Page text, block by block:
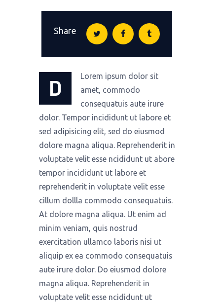
Share
D
Lorem ipsum dolor sit
amet, commodo
consequatuis aute irure
dolor. Tempor incididunt ut labore et
sed adipisicing elit, sed do eiusmod
dolore magna aliqua. Reprehenderit in
voluptate velit esse ncididunt ut abore
tempor incididunt ut labore et
reprehenderit in voluptate velit esse
cillum dollla commodo consequatuis.
At dolore magna aliqua. Ut enim ad
minim veniam, quis nostrud
exercitation ullamco laboris nisi ut
aliquip ex ea commodo consequatuis
aute irure dolor. Do eiusmod dolore
magna aliqua. Reprehenderit in
voluptate velit esse ncididunt ut